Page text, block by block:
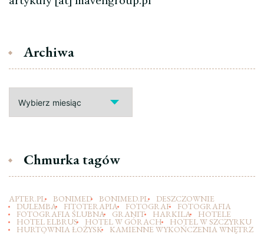
Archiwa
Chmurka tagów
APTER.PL BONIMED BONIMED.PL DESZCZOWNIE
DULEMBA FITOTERAPIA FOTOGRAF FOTOGRAFIA
FOTOGRAFIA ŚLUBNA GRANIT HARKILA HOTELE
HOTEL ELBRUS HOTEL W GÓRACH HOTEL W SZCZYRKU
HURTOWNIA ŁOŻYSK KAMIENNE WYKOŃCZENIA WNĘTRZ